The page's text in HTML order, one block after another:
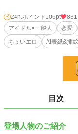
仕事一筋で生きてきた30歳
超人気アイドルグループ
大仕事が舞い込む
打ち合わせで出会った最年
「やっと会えた。もう離さ
ケイタの正体は、杏菜が中
幼い頃の約束を果たすため
24h.ポイント 106pt
831
アイドル×一般人
恋愛
ちょいエロ
AI表紙&挿絵
目次
登場人物のご紹介